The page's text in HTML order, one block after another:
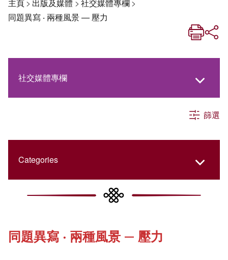
主頁> 出版及媒體 > 社交媒體專欄>
同題異寫 ‧ 兩種風景 — 壓力
社交媒體專欄
《新亞．新知》
《新亞簡訊》
《新亞書院概覽》
篩選
Categories
New Asia Then and Now
Our History Gallery
同題異寫 ‧ 兩種風景 — 壓力